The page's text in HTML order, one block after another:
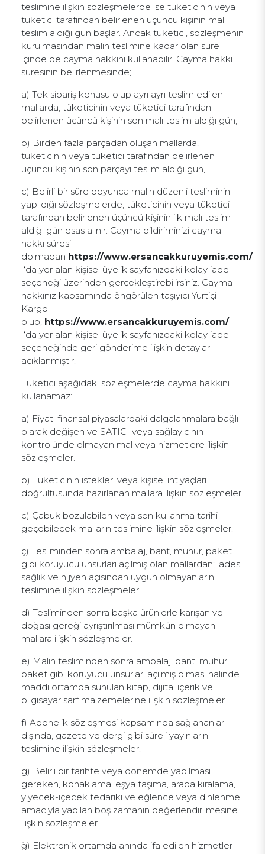
teslimine ilişkin sözleşmelerde ise tüketicinin veya
tüketici tarafından belirlenen üçüncü kişinin malı
teslim aldığı gün başlar. Ancak tüketici, sözleşmenin
kurulmasından malın teslimine kadar olan süre
içinde de cayma hakkını kullanabilir. Cayma hakkı
süresinin belirlenmesinde;
a) Tek sipariş konusu olup ayrı ayrı teslim edilen
mallarda, tüketicinin veya tüketici tarafından
belirlenen üçüncü kişinin son malı teslim aldığı gün,
b) Birden fazla parçadan oluşan mallarda,
tüketicinin veya tüketici tarafından belirlenen
üçüncü kişinin son parçayı teslim aldığı gün,
c) Belirli bir süre boyunca malın düzenli tesliminin
yapıldığı sözleşmelerde, tüketicinin veya tüketici
tarafından belirlenen üçüncü kişinin ilk malı teslim
aldığı gün esas alınır. Cayma bildiriminizi cayma
hakkı süresi
dolmadan https://www.ersancakkuruyemis.com/​
‘da yer alan kişisel üyelik sayfanızdaki kolay iade
seçeneği üzerinden gerçekleştirebilirsiniz. Cayma
hakkınız kapsamında öngörülen taşıyıcı Yurtiçi
Kargo
olup, https://www.ersancakkuruyemis.com/​
‘da yer alan kişisel üyelik sayfanızdaki kolay iade
seçeneğinde geri gönderime ilişkin detaylar
açıklanmıştır.
Tüketici aşağıdaki sözleşmelerde cayma hakkını
kullanamaz:
a) Fiyatı finansal piyasalardaki dalgalanmalara bağlı
olarak değişen ve SATICI veya sağlayıcının
kontrolünde olmayan mal veya hizmetlere ilişkin
sözleşmeler.
b) Tüketicinin istekleri veya kişisel ihtiyaçları
doğrultusunda hazırlanan mallara ilişkin sözleşmeler.
c) Çabuk bozulabilen veya son kullanma tarihi
geçebilecek malların teslimine ilişkin sözleşmeler.
ç) Tesliminden sonra ambalaj, bant, mühür, paket
gibi koruyucu unsurları açılmış olan mallardan; iadesi
sağlık ve hijyen açısından uygun olmayanların
teslimine ilişkin sözleşmeler.
d) Tesliminden sonra başka ürünlerle karışan ve
doğası gereği ayrıştırılması mümkün olmayan
mallara ilişkin sözleşmeler.
e) Malın tesliminden sonra ambalaj, bant, mühür,
paket gibi koruyucu unsurları açılmış olması halinde
maddi ortamda sunulan kitap, dijital içerik ve
bilgisayar sarf malzemelerine ilişkin sözleşmeler.
f) Abonelik sözleşmesi kapsamında sağlananlar
dışında, gazete ve dergi gibi süreli yayınların
teslimine ilişkin sözleşmeler.
g) Belirli bir tarihte veya dönemde yapılması
gereken, konaklama, eşya taşıma, araba kiralama,
yiyecek-içecek tedariki ve eğlence veya dinlenme
amacıyla yapılan boş zamanın değerlendirilmesine
ilişkin sözleşmeler.
ğ) Elektronik ortamda anında ifa edilen hizmetler